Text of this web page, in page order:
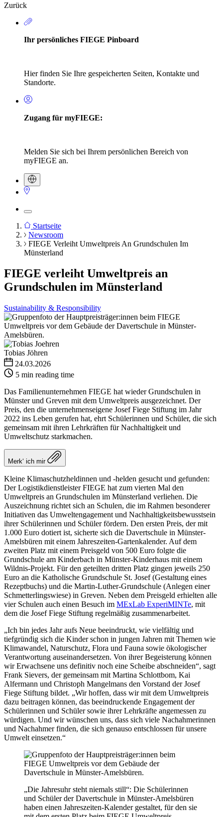
Zurück
Ihr persönliches FIEGE Pinboard
Hier finden Sie Ihre gespeicherten Seiten, Kontakte und
Standorte.
Zugang für myFIEGE:
Melden Sie sich bei Ihrem persönlichen Bereich von
myFIEGE an.
Pfadnavigation
Startseite
Newsroom
FIEGE Verleiht Umweltpreis An Grundschulen Im
Münsterland
FIEGE verleiht Umweltpreis an
Grundschulen im Münsterland
Sustainability & Responsibility
Tobias Jöhren
24.03.2026
5 min reading time
Das Familienunternehmen FIEGE hat wieder Grundschulen in
Münster und Greven mit dem Umweltpreis ausgezeichnet. Der
Preis, den die unternehmenseigene Josef Fiege Stiftung im Jahr
2022 ins Leben gerufen hat, ehrt Schülerinnen und Schüler, die sich
gemeinsam mit ihren Lehrkräften für Nachhaltigkeit und
Umweltschutz starkmachen.
Merk‘ ich mir
Kleine Klimaschutzheldinnen und -helden gesucht und gefunden:
Der Logistikdienstleister FIEGE hat zum vierten Mal den
Umweltpreis an Grundschulen im Münsterland verliehen. Die
Auszeichnung richtet sich an Schulen, die im Rahmen besonderer
Initiativen das Umweltengagement und Nachhaltigkeitsbewusstsein
ihrer Schülerinnen und Schüler fördern. Den ersten Preis, der mit
1.000 Euro dotiert ist, sicherte sich die Davertschule in Münster-
Amelsbüren mit einem Jahreszeiten-Gartenkalender. Auf dem
zweiten Platz mit einem Preisgeld von 500 Euro folgte die
Grundschule am Kinderbach in Münster-Kinderhaus mit einem
Wildnis-Projekt. Für den geteilten dritten Platz gingen jeweils 250
Euro an die Katholische Grundschule St. Josef (Gestaltung eines
Rezeptbuchs) und die Martin-Luther-Grundschule (Anlegen einer
Schmetterlingswiese) in Greven. Neben dem Preisgeld erhielten alle
vier Schulen auch einen Besuch im MExLab ExperiMINTe, mit
dem die Josef Fiege Stiftung regelmäßig zusammenarbeitet.
„Ich bin jedes Jahr aufs Neue beeindruckt, wie vielfältig und
tiefgründig sich die Kinder schon in jungen Jahren mit Themen wie
Klimawandel, Naturschutz, Flora und Fauna sowie ökologischer
Verantwortung auseinandersetzen. Von ihrer Begeisterung können
wir Erwachsene uns definitiv noch eine Scheibe abschneiden“, sagt
Frank Sievers, der gemeinsam mit Martina Schlottbom, Kai
Alfermann und Christoph Mangelmans den Vorstand der Josef
Fiege Stiftung bildet. „Wir hoffen, dass wir mit dem Umweltpreis
dazu beitragen können, das beeindruckende Engagement der
Schülerinnen und Schüler sowie ihrer Lehrkräfte angemessen zu
würdigen. Und wir wünschen uns, dass sich viele Nachahmerinnen
und Nachahmer finden, die sich genauso entschlossen für unsere
Umwelt einsetzen.“
„Die Jahresuhr steht niemals still“: Die Schülerinnen
und Schüler der Davertschule in Münster-Amelsbüren
haben einen Jahreszeiten-Kalender gestaltet, für den sie